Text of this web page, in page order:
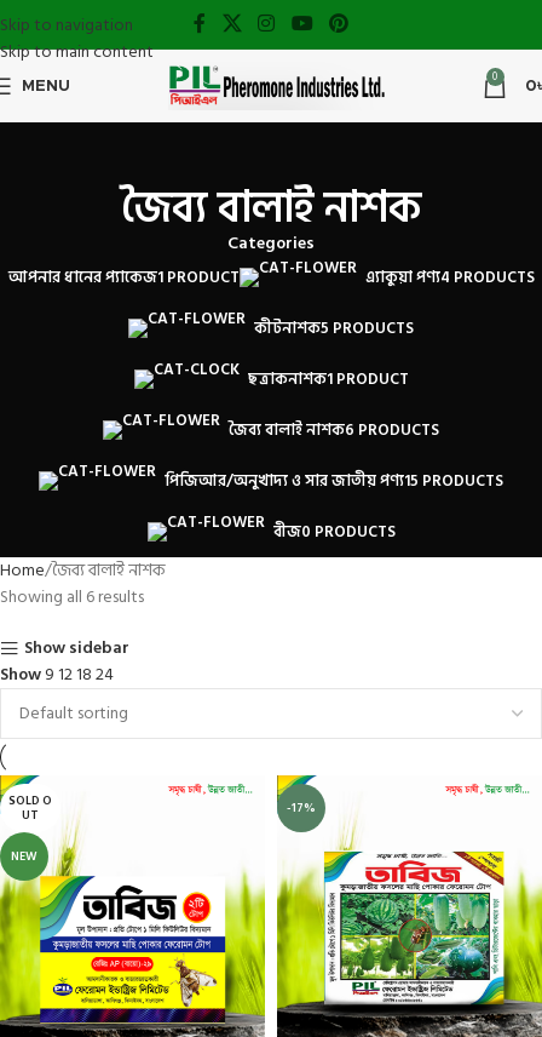
Skip to navigation
Skip to main content
MENU 0 0
জৈব্য বালাই নাশক
Categories
আপনার ধানের প্যাকেজ1 PRODUCT এ্যাকুয়া পণ্য4 PRODUCTS
কীটনাশক5 PRODUCTS
ছত্রাকনাশক1 PRODUCT
জৈব্য বালাই নাশক6 PRODUCTS
পিজিআর/অনুখাদ্য ও সার জাতীয় পণ্য15 PRODUCTS
বীজ0 PRODUCTS
Home জৈব্য বালাই নাশক
Showing all 6 results
Show sidebar
Show9121824
SOLD O
UT
NEW
-17%